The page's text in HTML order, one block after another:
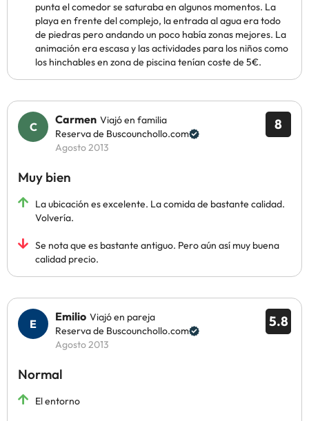
punta el comedor se saturaba en algunos momentos. La
playa en frente del complejo, la entrada al agua era todo
de piedras pero andando un poco había zonas mejores. La
animación era escasa y las actividades para los niños como
los hinchables en zona de piscina tenían coste de 5€.
8
Carmen Viajó en familia
Reserva de Buscounchollo.com
Agosto 2013
Muy bien
La ubicación es excelente. La comida de bastante calidad.
Volvería.
Se nota que es bastante antiguo. Pero aún así muy buena
calidad precio.
5.8
Emilio Viajó en pareja
Reserva de Buscounchollo.com
Agosto 2013
Normal
El entorno